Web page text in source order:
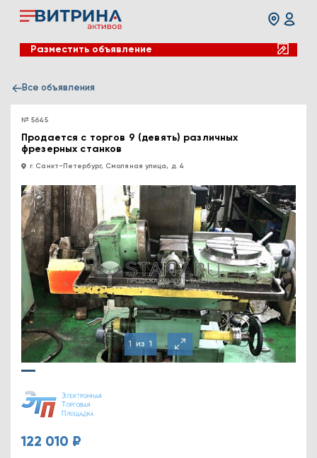
Разместить объявление
Все объявления
№ 5645
Продается с торгов 9 (девять) различных
фрезерных станков
г. Санкт-Петербург, Смоляная улица, д. 4
1 из1
122 010 ₽